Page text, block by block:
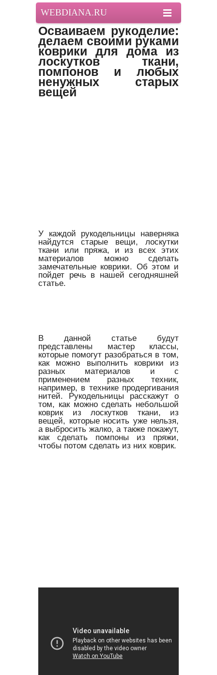
WEBDIANA.RU
Осваиваем рукоделие:
делаем своими руками
коврики для дома из
лоскутков ткани,
помпонов и любых
ненужных старых
вещей
У каждой рукодельницы наверняка
найдутся старые вещи, лоскутки
ткани или пряжа, и из всех этих
материалов можно сделать
замечательные коврики. Об этом и
пойдет речь в нашей сегодняшней
статье.
В данной статье будут
представлены мастер классы,
которые помогут разобраться в том,
как можно выполнить коврики из
разных материалов и с
применением разных техник,
например, в технике продергивания
нитей. Рукодельницы расскажут о
том, как можно сделать небольшой
коврик из лоскутков ткани, из
вещей, которые носить уже нельзя,
а выбросить жалко, а также покажут,
как сделать помпоны из пряжи,
чтобы потом сделать из них коврик.